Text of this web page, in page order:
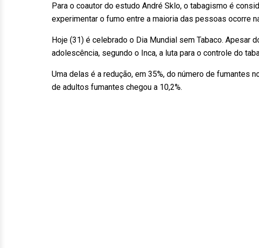
Para o coautor do estudo André Sklo, o tabagismo é
experimentar o fumo entre a maioria das pessoas ocorre
Hoje (31) é celebrado o Dia Mundial sem Tabaco. Apesar
adolescência, segundo o Inca, a luta para o controle do
Uma delas é a redução, em 35%, do número de fumantes
de adultos fumantes chegou a 10,2%.